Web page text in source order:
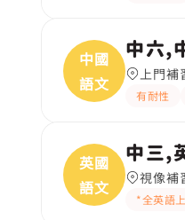
中國
語文
中六,
上門補
有耐性
英國
語文
中三,
視像補
*全英語